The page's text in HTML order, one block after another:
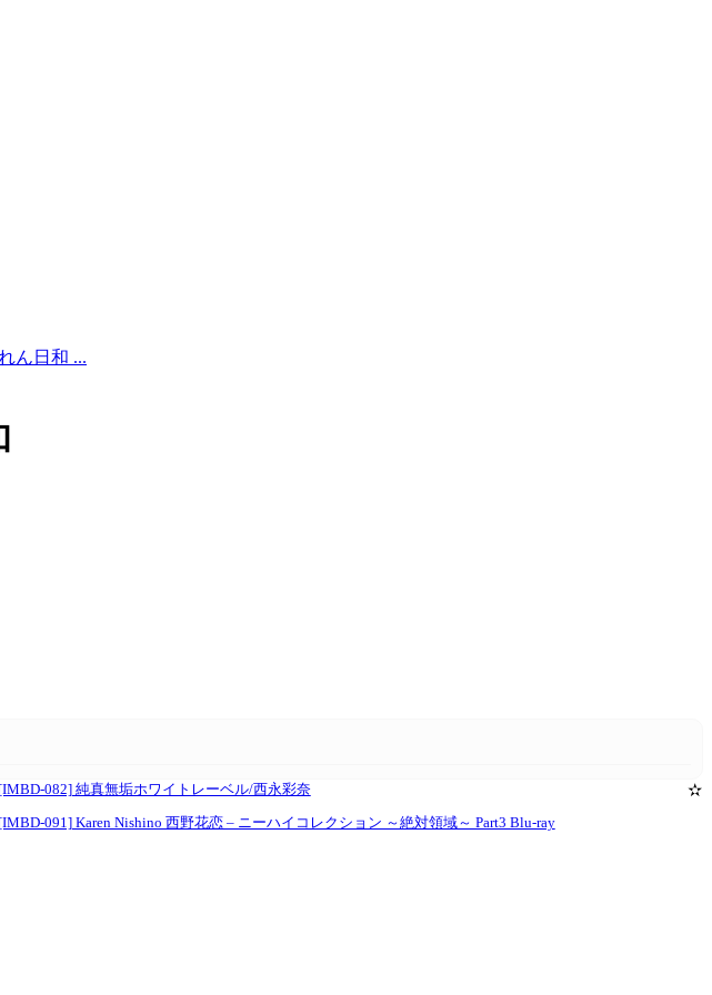
ん日和 ...
[IMBD-082] 純真無垢ホワイトレーベル/西永彩奈
[IMBD-091] Karen Nishino 西野花恋 – ニーハイコレクション ～絶対領域～ Part3 Blu-ray
✫